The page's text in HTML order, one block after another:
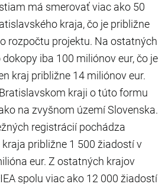
má smerovať viac ako 50
kraja, čo je približne
rozpočtu projektu. Na ostatných
iba 100 miliónov eur, čo je
kraj približne 14 miliónov eur.
kraji o túto formu
na zvyšnom území Slovenska.
registrácií pochádza
približne 1 500 žiadostí v
eur. Z ostatných krajov
spolu viac ako 12 000 žiadostí